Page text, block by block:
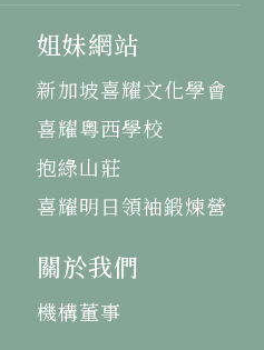
姐妹網站
新加坡喜耀文化學會
喜耀粵西學校
抱綠山莊
喜耀明日領袖鍛煉營
關於我們
機構董事